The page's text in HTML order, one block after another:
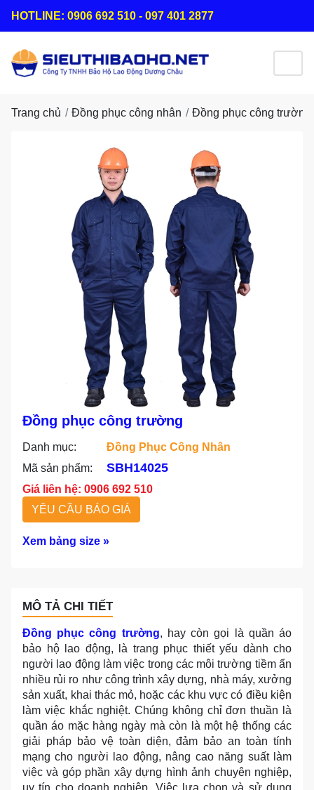
HOTLINE: 0906 692 510 - 097 401 2877
Trang chủ Đồng phục công nhân Đồng phục công trường
Đồng phục công trường
Danh mục:
Đồng Phục Công Nhân
Mã sản phẩm:
SBH14025
Giá liên hệ: 0906 692 510
YÊU CẦU BÁO GIÁ
Xem bảng size »
MÔ TẢ CHI TIẾT
Đồng phục công trường, hay còn gọi là quần áo
bảo hộ lao động, là trang phục thiết yếu dành cho
người lao động làm việc trong các môi trường tiềm ẩn
nhiều rủi ro như công trình xây dựng, nhà máy, xưởng
sản xuất, khai thác mỏ, hoặc các khu vực có điều kiện
làm việc khắc nghiệt. Chúng không chỉ đơn thuần là
quần áo mặc hàng ngày mà còn là một hệ thống các
giải pháp bảo vệ toàn diện, đảm bảo an toàn tính
mạng cho người lao động, nâng cao năng suất làm
việc và góp phần xây dựng hình ảnh chuyên nghiệp,